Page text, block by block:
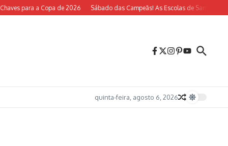
para a Copa de 2026 Sábado das Campeãs! As Escolas de Samba do Rio
quinta-feira, agosto 6, 2026